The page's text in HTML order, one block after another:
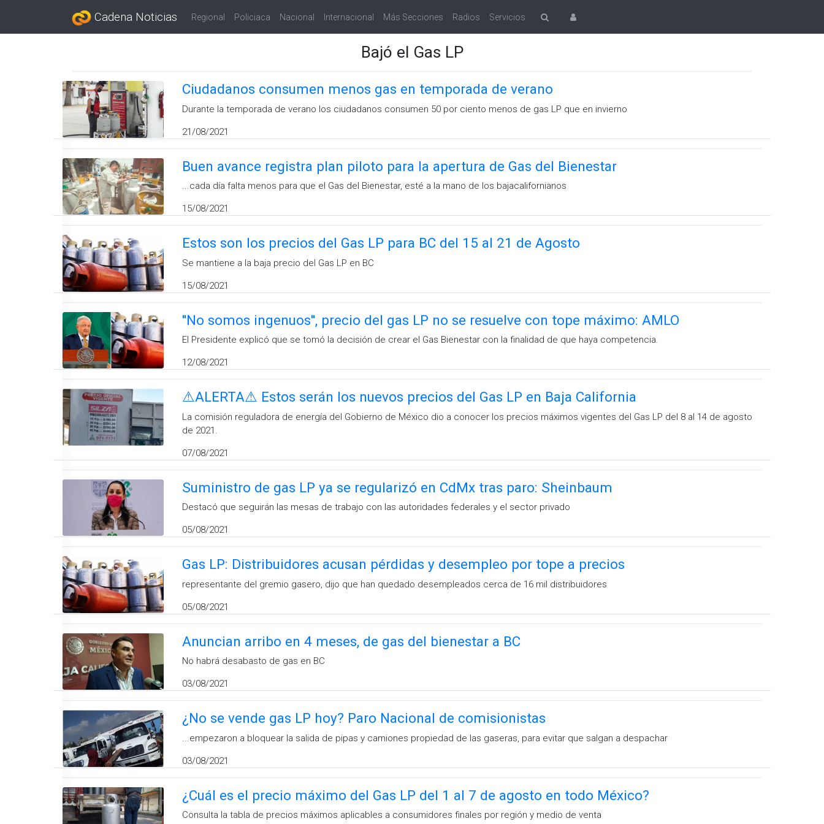
Cadena Noticias Regional Policiaca Nacional Internacional Más Secciones Radios Servicios
Bajó el Gas LP
Ciudadanos consumen menos gas en temporada de verano
Durante la temporada de verano los ciudadanos consumen 50 por ciento menos de gas LP que en invierno
21/08/2021
Buen avance registra plan piloto para la apertura de Gas del Bienestar
...cada día falta menos para que el Gas del Bienestar, esté a la mano de los bajacalifornianos
15/08/2021
Estos son los precios del Gas LP para BC del 15 al 21 de Agosto
Se mantiene a la baja precio del Gas LP en BC
15/08/2021
''No somos ingenuos'', precio del gas LP no se resuelve con tope máximo: AMLO
El Presidente explicó que se tomó la decisión de crear el Gas Bienestar con la finalidad de que haya competencia.
12/08/2021
⚠ALERTA⚠ Estos serán los nuevos precios del Gas LP en Baja California
La comisión reguladora de energía del Gobierno de México dio a conocer los precios máximos vigentes del Gas LP del 8 al 14 de agosto
de 2021.
07/08/2021
Suministro de gas LP ya se regularizó en CdMx tras paro: Sheinbaum
Destacó que seguirán las mesas de trabajo con las autoridades federales y el sector privado
05/08/2021
Gas LP: Distribuidores acusan pérdidas y desempleo por tope a precios
representante del gremio gasero, dijo que han quedado desempleados cerca de 16 mil distribuidores
05/08/2021
Anuncian arribo en 4 meses, de gas del bienestar a BC
No habrá desabasto de gas en BC
03/08/2021
¿No se vende gas LP hoy? Paro Nacional de comisionistas
...empezaron a bloquear la salida de pipas y camiones propiedad de las gaseras, para evitar que salgan a despachar
03/08/2021
¿Cuál es el precio máximo del Gas LP del 1 al 7 de agosto en todo México?
Consulta la tabla de precios máximos aplicables a consumidores finales por región y medio de venta